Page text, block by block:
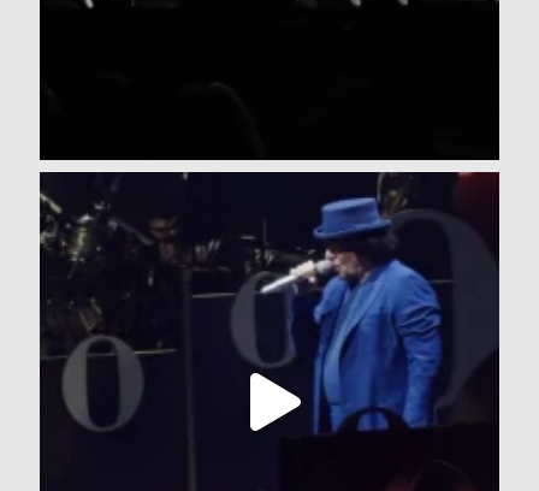
L’abbraccio della Campania attraverso Eboli mi ha